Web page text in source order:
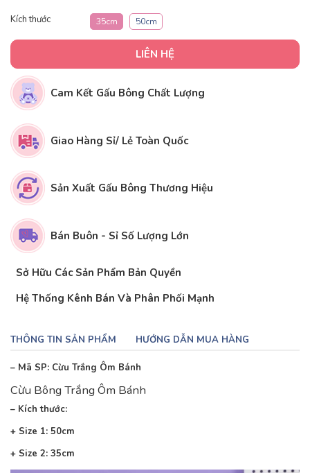
Kích thước 35cm 50cm
LIÊN HỆ
Cam Kết Gấu Bông Chất Lượng
Giao Hàng Sỉ/ Lẻ Toàn Quốc
Sản Xuất Gấu Bông Thương Hiệu
Bán Buôn - Sỉ Số Lượng Lớn
Sở Hữu Các Sản Phẩm Bản Quyền
Hệ Thống Kênh Bán Và Phân Phối Mạnh
THÔNG TIN SẢN PHẨM HƯỚNG DẪN MUA HÀNG
– Mã SP: Cừu Trắng Ôm Bánh
Cừu Bông Trắng Ôm Bánh
– Kích thước:
+ Size 1: 50cm
+ Size 2: 35cm